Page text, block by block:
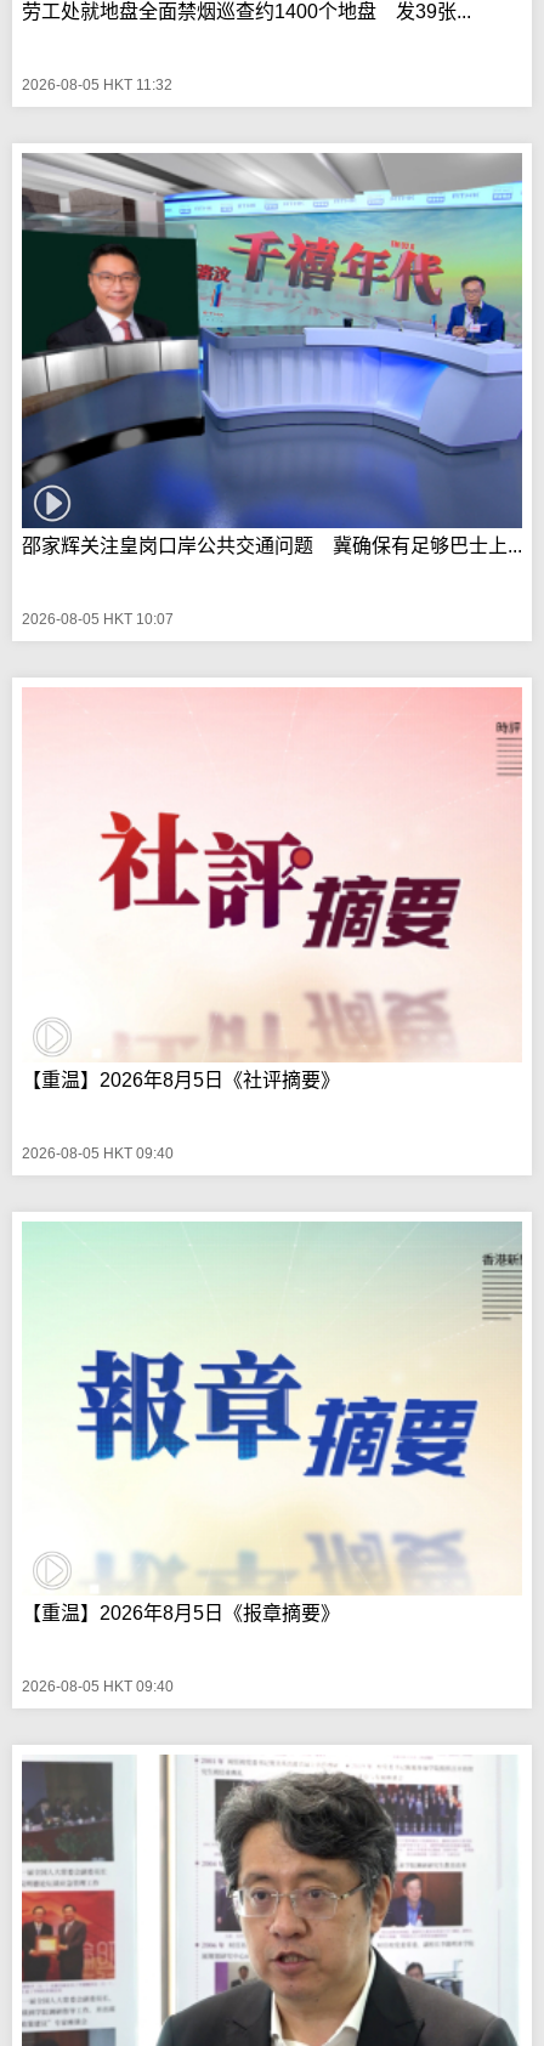
劳工处就地盘全面禁烟巡查约1400个地盘 发39张...
2026-08-05 HKT 11:32
邵家辉关注皇岗口岸公共交通问题 冀确保有足够巴士上...
2026-08-05 HKT 10:07
【重温】2026年8月5日《社评摘要》
2026-08-05 HKT 09:40
【重温】2026年8月5日《报章摘要》
2026-08-05 HKT 09:40